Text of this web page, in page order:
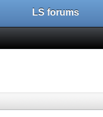
LS forums